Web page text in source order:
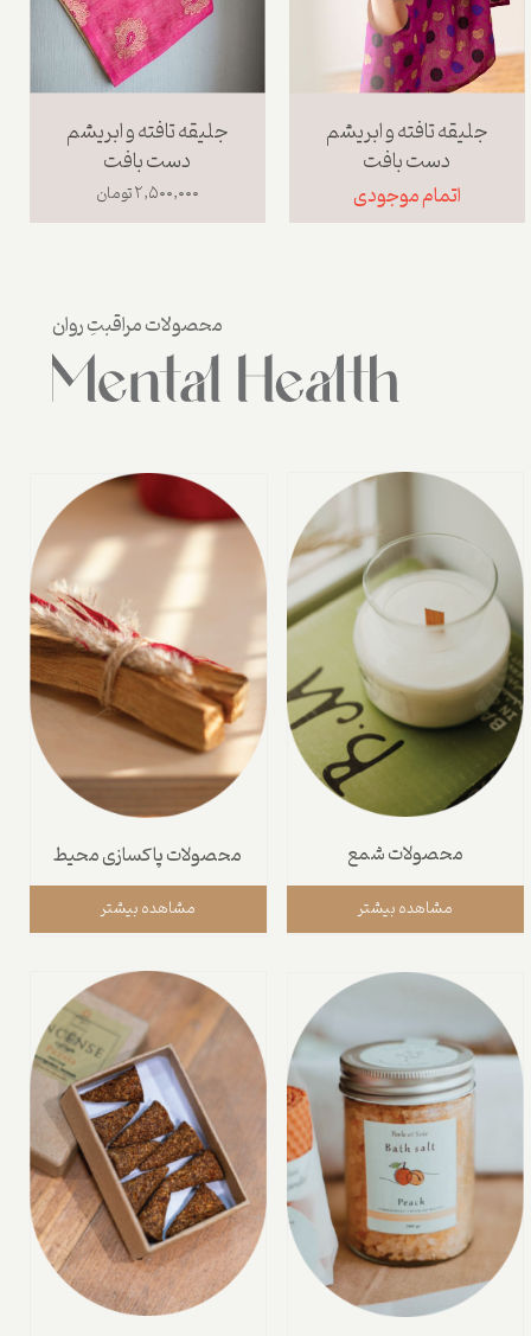
جلیقه تافته و ابریشم
دست بافت
اتمام موجودی
جلیقه تافته و ابریشم
دست بافت
۲,۵۰۰,۰۰۰ تومان
محصولات مراقبتِ روان
مشاهده بیشتر
محصولات پاکسازی محیط
مشاهده بیشتر
محصولات شمع